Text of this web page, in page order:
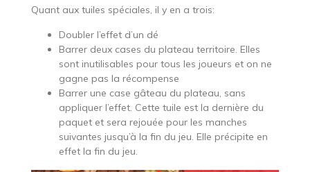
Quant aux tuiles spéciales, il y en a trois:
Doubler l’effet d’un dé
Barrer deux cases du plateau territoire. Elles
sont inutilisables pour tous les joueurs et on ne
gagne pas la récompense
Barrer une case gâteau du plateau, sans
appliquer l’effet. Cette tuile est la dernière du
paquet et sera rejouée pour les manches
suivantes jusqu’à la fin du jeu. Elle précipite en
effet la fin du jeu.